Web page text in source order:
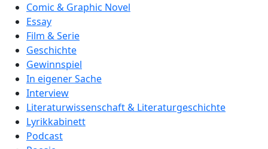
Comic & Graphic Novel
Essay
Film & Serie
Geschichte
Gewinnspiel
In eigener Sache
Interview
Literaturwissenschaft & Literaturgeschichte
Lyrikkabinett
Podcast